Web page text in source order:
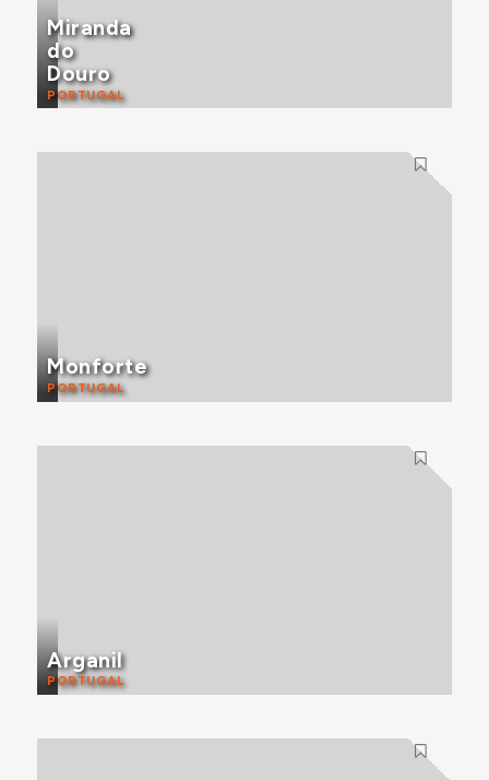
Miranda
do
Douro
PORTUGAL
Monforte
PORTUGAL
Arganil
PORTUGAL